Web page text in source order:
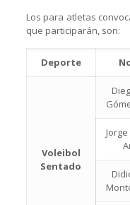
Los para atletas
que participarán, son:
Deporte
Voleibol
Sentado